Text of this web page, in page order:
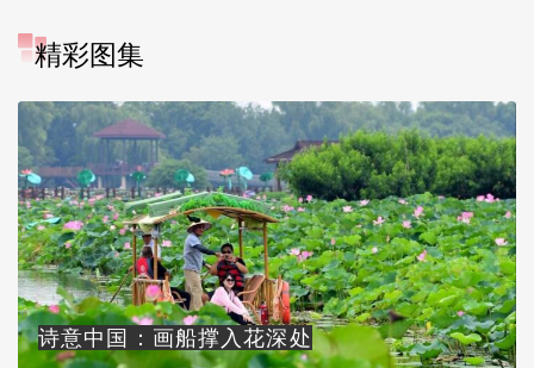
精彩图集
诗意中国：画船撑入花深处